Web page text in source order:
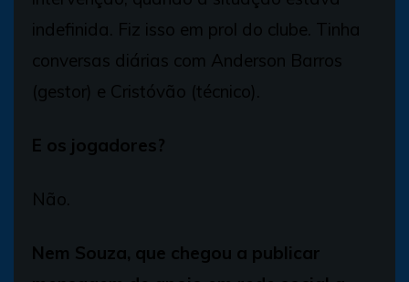
indefinida. Fiz isso em prol do clube. Tinha
conversas diárias com Anderson Barros
(gestor) e Cristóvão (técnico).
E os jogadores?
Não.
Nem Souza, que chegou a publicar